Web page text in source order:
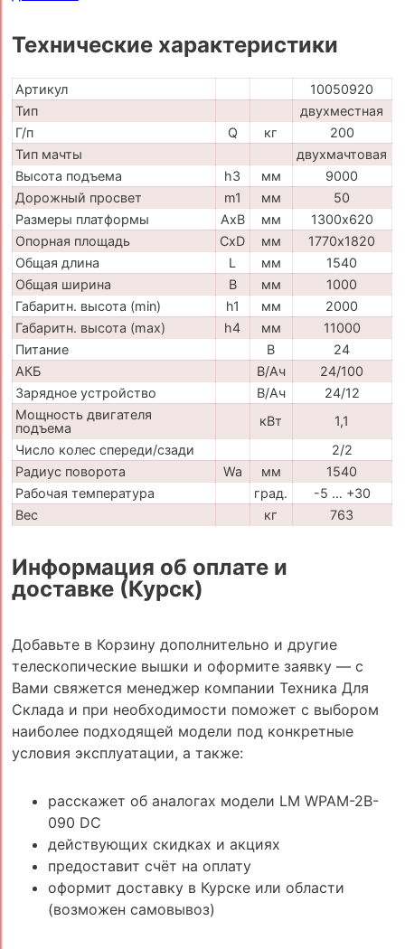
Технические характеристики
Артикул
10050920
Тип
двухместная
Г/п
Q кг
200
Тип мачты
двухмачтовая
Высота подъема
h3 мм
9000
Дорожный просвет
m1 мм
50
Размеры платформы
AxB мм
1300х620
Опорная площадь
CxD мм
1770х1820
Общая длина
L мм
1540
Общая ширина
B мм
1000
Габаритн. высота (min)
h1 мм
2000
Габаритн. высота (max)
h4 мм
11000
Питание
В
24
АКБ
В/Ач
24/100
Зарядное устройство
В/Ач
24/12
Мощность двигателя
подъема
кВт
1,1
Число колес спереди/сзади
2/2
Радиус поворота
Wa мм
1540
Рабочая температура
град.
-5 … +30
Вес
кг 763
Информация об оплате и
доставке (Курск)
Добавьте в Корзину дополнительно и другие
телескопические вышки и оформите заявку — с
Вами свяжется менеджер компании Техника Для
Склада и при необходимости поможет с выбором
наиболее подходящей модели под конкретные
условия эксплуатации, а также:
расскажет об аналогах модели LM WPAM-2B-
090 DC
действующих скидках и акциях
предоставит счёт на оплату
оформит доставку в Курске или области
(возможен самовывоз)